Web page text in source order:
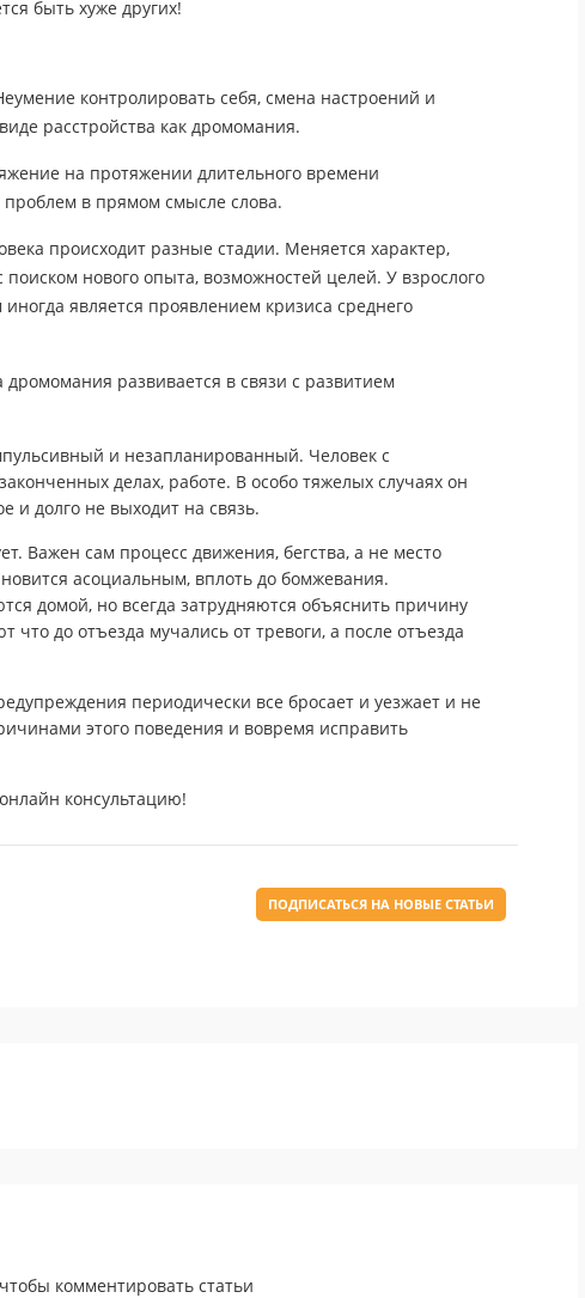
быть хуже других!
контролировать себя, смена настроений и
расстройства как дромомания.
на протяжении длительного времени
в прямом смысле слова.
происходит разные стадии. Меняется характер,
нового опыта, возможностей целей. У взрослого
является проявлением кризиса среднего
дромомания развивается в связи с развитием
и незапланированный. Человек с
делах, работе. В особо тяжелых случаях он
и долго не выходит на связь.
Важен сам процесс движения, бегства, а не место
асоциальным, вплоть до бомжевания.
домой, но всегда затрудняются объяснить причину
что до отъезда мучались от тревоги, а после отъезда
периодически все бросает и уезжает и не
этого поведения и вовремя исправить
консультацию!
ПОДПИСАТЬСЯ НА НОВЫЕ СТАТЬИ
комментировать статьи